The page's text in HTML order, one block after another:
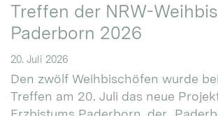
Treffen der NRW-
Paderborn 2026
20. Juli 2026
Den zwölf Weihbischöfen wurde
Treffen am 20. Juli das neue